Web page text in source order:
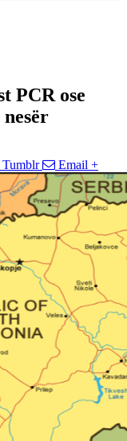
PCR ose
Tumblr Email +